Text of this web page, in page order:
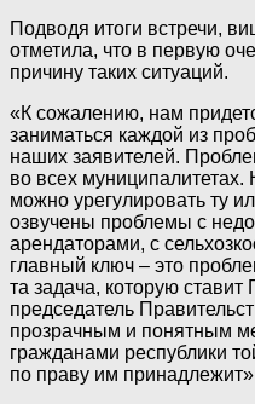
Подводя итоги встречи,
отметила, что в первую
причину таких ситуаций.
«К сожалению, нам
заниматься каждой из
наших заявителей.
во всех муниципалитетах.
можно урегулировать ту
озвучены проблемы с
арендаторами, с
главный ключ – это
та задача, которую ставит
председатель
прозрачным и понятным
гражданами республики
по праву им